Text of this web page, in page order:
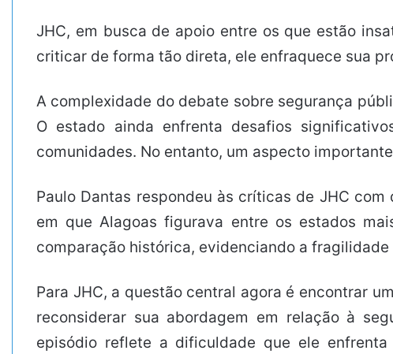
JHC, em busca de apoio entre os que estão
criticar de forma tão direta, ele enfraquece sua
A complexidade do debate sobre segurança
O estado ainda enfrenta desafios
comunidades. No entanto, um aspecto
Paulo Dantas respondeu às críticas de JHC
em que Alagoas figurava entre os estados
comparação histórica, evidenciando a fragilidade
Para JHC, a questão central agora é encontrar
reconsiderar sua abordagem em relação à
episódio reflete a dificuldade que ele